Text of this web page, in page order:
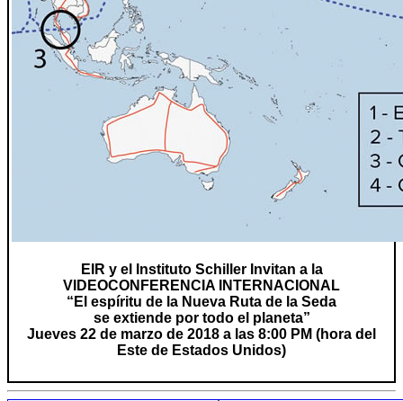
EIR y el Instituto Schiller Invitan a la
VIDEOCONFERENCIA INTERNACIONAL
“El espíritu de la Nueva Ruta de la Seda
se extiende por todo el planeta”
Jueves 22 de marzo de 2018 a las 8:00 PM (hora del
Este de Estados Unidos)